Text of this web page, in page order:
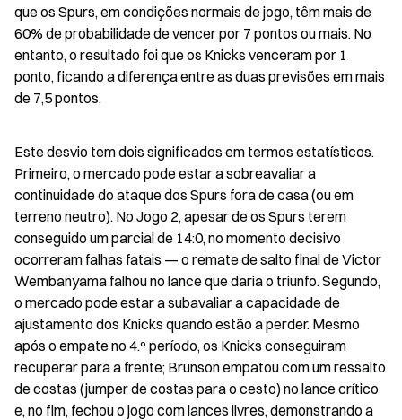
que os Spurs, em condições normais de jogo, têm mais de
60% de probabilidade de vencer por 7 pontos ou mais. No
entanto, o resultado foi que os Knicks venceram por 1
ponto, ficando a diferença entre as duas previsões em mais
de 7,5 pontos.
Este desvio tem dois significados em termos estatísticos.
Primeiro, o mercado pode estar a sobreavaliar a
continuidade do ataque dos Spurs fora de casa (ou em
terreno neutro). No Jogo 2, apesar de os Spurs terem
conseguido um parcial de 14:0, no momento decisivo
ocorreram falhas fatais — o remate de salto final de Victor
Wembanyama falhou no lance que daria o triunfo. Segundo,
o mercado pode estar a subavaliar a capacidade de
ajustamento dos Knicks quando estão a perder. Mesmo
após o empate no 4.º período, os Knicks conseguiram
recuperar para a frente; Brunson empatou com um ressalto
de costas (jumper de costas para o cesto) no lance crítico
e, no fim, fechou o jogo com lances livres, demonstrando a